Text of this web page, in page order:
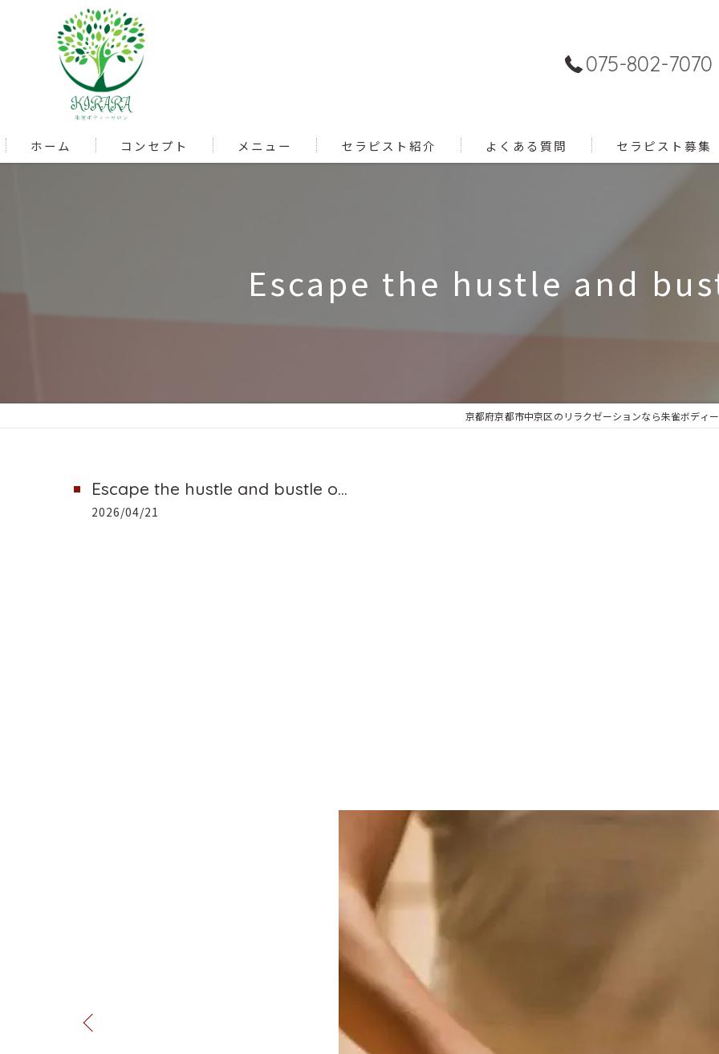
075-802-7070
ホーム コンセプト メニュー セラピスト紹介 よくある質問 セラピスト募集
Escape the hustle and
京都府京都市中京区のリラクゼーションなら朱雀ボディ
Escape the hustle and bustle o...
2026/04/21